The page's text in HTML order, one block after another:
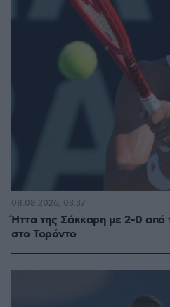
Ήττα της Σάκκαρη με 2-0 από
στο Τορόντο
08.08.2026, 03:37